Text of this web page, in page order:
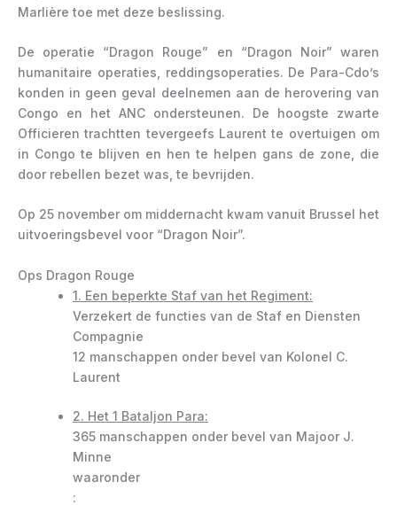
Marlière toe met deze beslissing.
De operatie “Dragon Rouge” en “Dragon Noir” waren
humanitaire operaties, reddingsoperaties. De Para-Cdo’s
konden in geen geval deelnemen aan de herovering van
Congo en het ANC ondersteunen. De hoogste zwarte
Officieren trachtten tevergeefs Laurent te overtuigen om
in Congo te blijven en hen te helpen gans de zone, die
door rebellen bezet was, te bevrijden.
Op 25 november om middernacht kwam vanuit Brussel het
uitvoeringsbevel voor “Dragon Noir”.
Ops Dragon Rouge
1. Een beperkte Staf van het Regiment:
Verzekert de functies van de Staf en Diensten
Compagnie
12 manschappen onder bevel van Kolonel C.
Laurent
2. Het 1 Bataljon Para:
365 manschappen onder bevel van Majoor J.
Minne
waaronder
: